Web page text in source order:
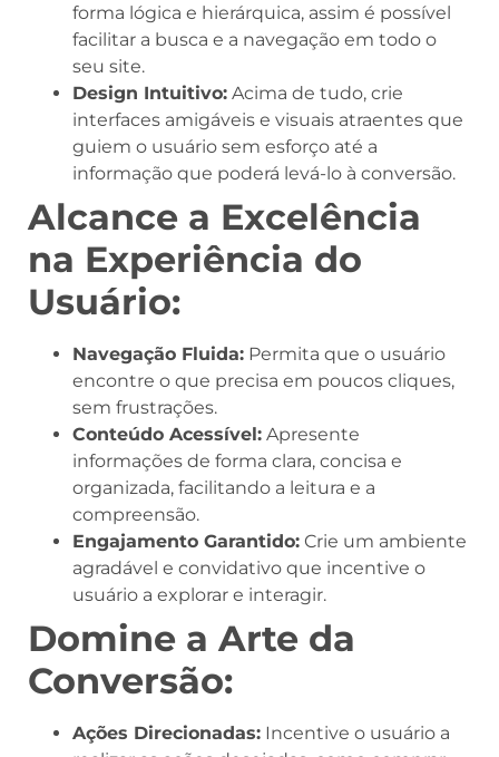
forma lógica e hierárquica, assim é possível
facilitar a busca e a navegação em todo o
seu site.
Design Intuitivo: Acima de tudo, crie
interfaces amigáveis e visuais atraentes que
guiem o usuário sem esforço até a
informação que poderá levá-lo à conversão.
Alcance a Excelência
na Experiência do
Usuário:
Navegação Fluida: Permita que o usuário
encontre o que precisa em poucos cliques,
sem frustrações.
Conteúdo Acessível: Apresente
informações de forma clara, concisa e
organizada, facilitando a leitura e a
compreensão.
Engajamento Garantido: Crie um ambiente
agradável e convidativo que incentive o
usuário a explorar e interagir.
Domine a Arte da
Conversão:
Ações Direcionadas: Incentive o usuário a